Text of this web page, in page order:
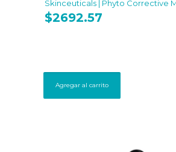
Skinceuticals | Phyto Corrective
$2692.57
Agregar al carrito